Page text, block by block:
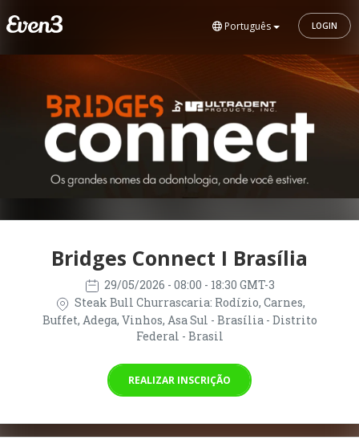
Português LOGIN
Bridges Connect I Brasília
29/05/2026 - 08:00 - 18:30 GMT-3
Steak Bull Churrascaria: Rodízio, Carnes,
Buffet, Adega, Vinhos, Asa Sul - Brasília - Distrito
Federal - Brasil
REALIZAR INSCRIÇÃO